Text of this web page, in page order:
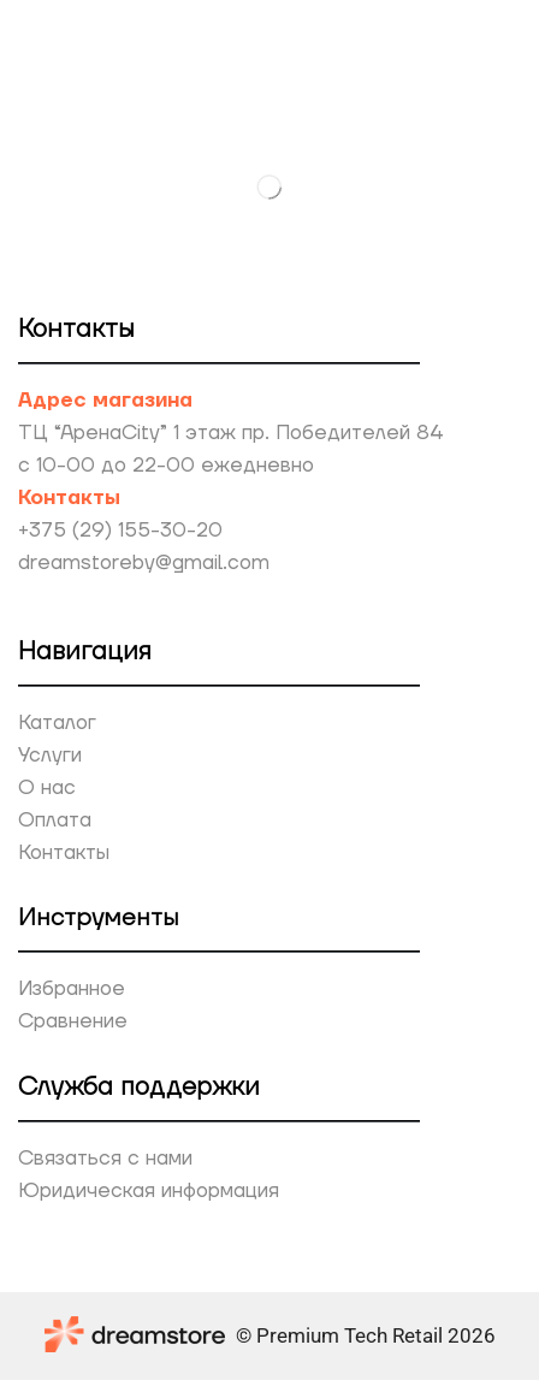
Контакты
Адрес магазина
ТЦ “АренаCity” 1 этаж пр. Победителей 84
с 10-00 до 22-00 ежедневно
Контакты
+375 (29) 155-30-20
dreamstoreby@gmail.com
Навигация
Каталог
Услуги
О нас
Оплата
Контакты
Инструменты
Избранное
Сравнение
Служба поддержки
Связаться с нами
Юридическая информация
© Premium Tech Retail 2026